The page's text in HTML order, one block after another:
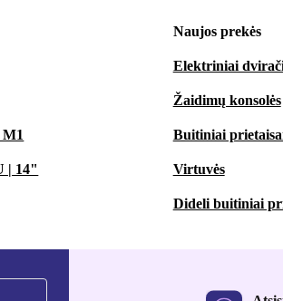
| 14"
Naujos prekės
Elektriniai
Žaidimų konsolės
Buitiniai
Virtuvės
Dideli buitiniai